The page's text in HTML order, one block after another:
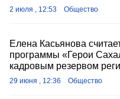
2 июля , 12:53 Общество
Елена Касьянова
программы «Герои
кадровым резервом
29 июня , 12:36 Общество